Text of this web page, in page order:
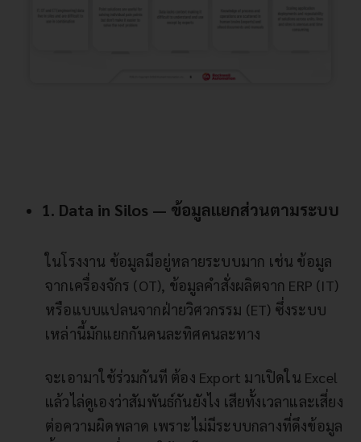
1. Data in Silos — ข้อมูลแยกส่วนตามระบบ
ในโรงงาน ข้อมูลมีอยู่หลายระบบมาก เช่น ข้อมูล
จากเครื่องจักร (OT), ข้อมูลคำสั่งผลิตจาก ERP (IT)
หรือแบบแปลนจากฝ่ายวิศวกรรม (ET) ซึ่งระบบ
เหล่านี้มักแยกกันคนละทิศคนละทาง
จะเอามาใช้ร่วมกันที ต้อง Export มาเปิดใน Excel
แล้วไล่ดูเองว่าสัมพันธ์กันยังไง เสียทั้งเวลาและเสี่ยง
ต่อความผิดพลาด เพราะไม่มีระบบกลางที่ดึงข้อมูล